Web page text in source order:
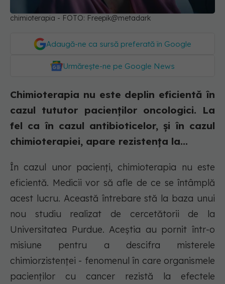
chimioterapia - FOTO: Freepik@metadark
Adaugă-ne ca sursă preferată în Google
Urmărește-ne pe Google News
Chimioterapia nu este deplin eficientă în
cazul tututor pacienților oncologici. La
fel ca în cazul antibioticelor, și în cazul
chimioterapiei, apare rezistența la...
În cazul unor pacienți, chimioterapia nu este
eficientă. Medicii vor să afle de ce se întâmplă
acest lucru. Această întrebare stă la baza unui
nou studiu realizat de cercetătorii de la
Universitatea Purdue. Aceștia au pornit într-o
misiune pentru a descifra misterele
chimiorzistenței - fenomenul în care organismele
pacienților cu cancer rezistă la efectele